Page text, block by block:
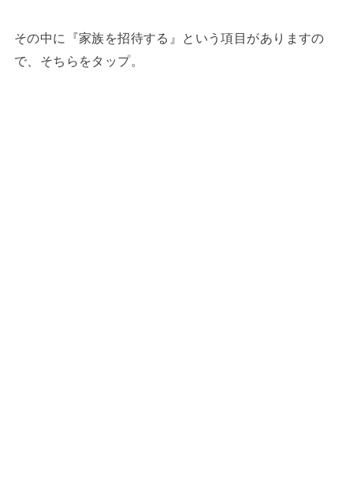
その中に『家族を招待する』という項目がありますの
で、そちらをタップ。